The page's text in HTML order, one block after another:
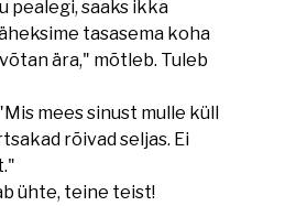
pealegi, saaks ikka
tasasema koha
ära," mõtleb. Tuleb
mees sinust mulle küll
rõivad seljas. Ei
ühte, teine teist!